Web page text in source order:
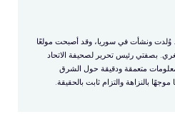
وُلدت ونشأت في سوريا، وقد أصبحت مولعًا
بصفتي رئيس تحرير لصحيفة الاتحاد
متعمقة ودقيقة حول الشرق
موجهًا بالنزاهة والتزام ثابت بالحقيقة.